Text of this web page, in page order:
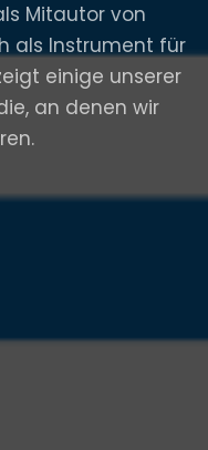
Mitautor von
als Instrument für
einige unserer
an denen wir